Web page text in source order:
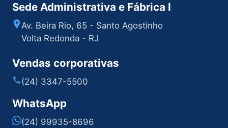
Sede Administrativa e Fábrica I
Av. Beira Rio, 65 - Santo Agostinho
Volta Redonda - RJ
Vendas corporativas
(24) 3347-5500
WhatsApp
(24) 99935-8696